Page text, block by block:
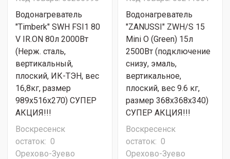
Водонагреватель
"Timberk" SWH FSI1 80
V IR.ON 80л 2000Вт
(Нерж. сталь,
вертикальный,
плоский, ИК-ТЭН, вес
16,8кг, размер
989x516x270) СУПЕР
АКЦИЯ!!!
Воскресенск
остаток: 0
Орехово-Зуево
Водонагреватель
"ZANUSSI" ZWH/S 15
Mini O (Green) 15л
2500Вт (подключение
снизу, эмаль,
вертикальное,
плоский, вес 9.6 кг,
размер 368х368х340)
СУПЕР АКЦИЯ!!!
Воскресенск
остаток: 0
Орехово-Зуево